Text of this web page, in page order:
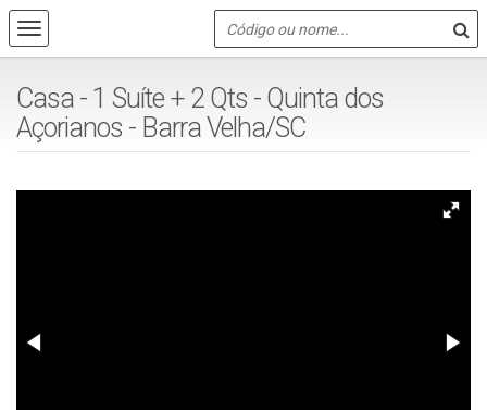
Casa - 1 Suíte + 2 Qts - Quinta dos
Açorianos - Barra Velha/SC